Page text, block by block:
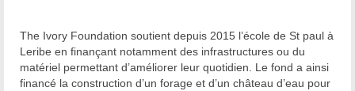
The Ivory Foundation soutient depuis 2015 l’école de St paul à
Leribe en finançant notamment des infrastructures ou du
matériel permettant d’améliorer leur quotidien. Le fond a ainsi
financé la construction d’un forage et d’un château d’eau pour